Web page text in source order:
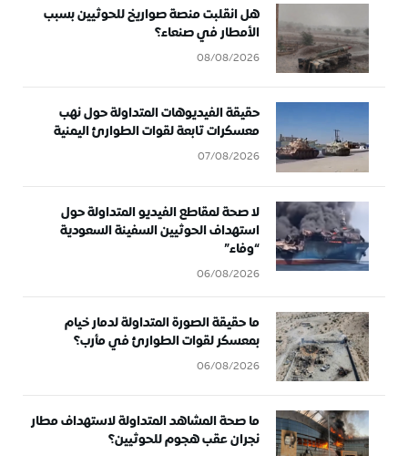
هل انقلبت منصة صواريخ للحوثيين بسبب
الأمطار في صنعاء؟
08/08/2026
حقيقة الفيديوهات المتداولة حول نهب
معسكرات تابعة لقوات الطوارئ اليمنية
07/08/2026
لا صحة لمقاطع الفيديو المتداولة حول
استهداف الحوثيين السفينة السعودية
“وفاء”
06/08/2026
ما حقيقة الصورة المتداولة لدمار خيام
بمعسكر لقوات الطوارئ في مأرب؟
06/08/2026
ما صحة المشاهد المتداولة لاستهداف مطار
نجران عقب هجوم للحوثيين؟